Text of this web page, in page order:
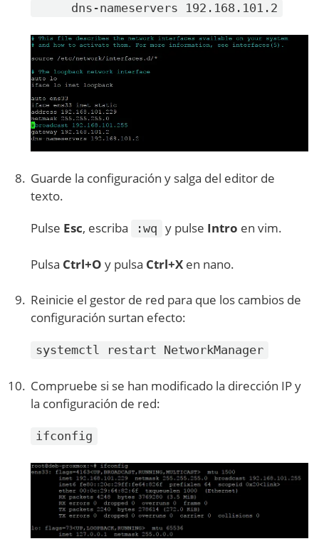
dns-nameservers 192.168.101.2
Guarde la configuración y salga del editor de
texto.
Pulse Esc, escriba :wq y pulse Intro en vim.
Pulsa Ctrl+O y pulsa Ctrl+X en nano.
Reinicie el gestor de red para que los cambios de
configuración surtan efecto:
systemctl restart NetworkManager
Compruebe si se han modificado la dirección IP y
la configuración de red:
ifconfig